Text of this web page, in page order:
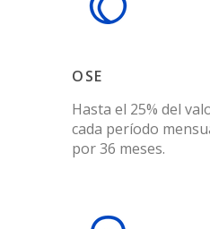
OSE
Hasta el 25% del
cada período
por 36 meses.